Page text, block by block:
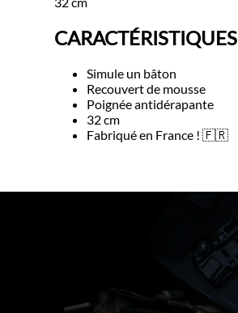
CARACTÉRISTIQUES
Simule un bâton
Recouvert de mousse
Poignée antidérapante
32 cm
Fabriqué en France ! 🇫🇷